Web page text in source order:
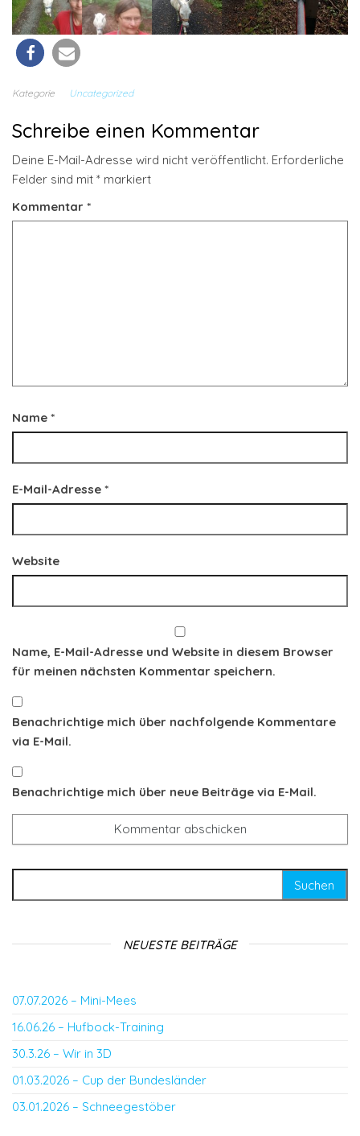
Kategorie Uncategorized
Schreibe einen Kommentar
Deine E-Mail-Adresse wird nicht veröffentlicht. Erforderliche
Felder sind mit * markiert
Kommentar *
Name *
E-Mail-Adresse *
Website
Name, E-Mail-Adresse und Website in diesem Browser
für meinen nächsten Kommentar speichern.
Benachrichtige mich über nachfolgende Kommentare
via E-Mail.
Benachrichtige mich über neue Beiträge via E-Mail.
NEUESTE BEITRÄGE
07.07.2026 – Mini-Mees
16.06.26 – Hufbock-Training
30.3.26 – Wir in 3D
01.03.2026 – Cup der Bundesländer
03.01.2026 – Schneegestöber